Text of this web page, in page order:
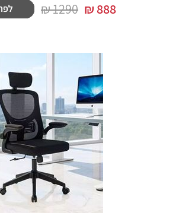
888
₪
1290 ₪